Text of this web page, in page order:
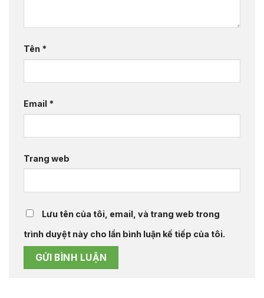
Tên *
Email *
Trang web
Lưu tên của tôi, email, và trang web trong
trình duyệt này cho lần bình luận kế tiếp của tôi.